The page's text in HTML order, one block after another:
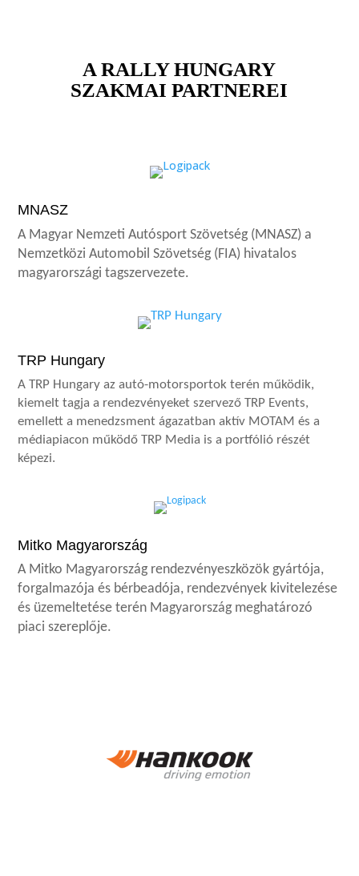
A RALLY HUNGARY
SZAKMAI PARTNEREI
MNASZ
A Magyar Nemzeti Autósport Szövetség (MNASZ) a
Nemzetközi Automobil Szövetség (FIA) hivatalos
magyarországi tagszervezete.
TRP Hungary
A TRP Hungary az autó-motorsportok terén működik,
kiemelt tagja a rendezvényeket szervező TRP Events,
emellett a menedzsment ágazatban aktív MOTAM és a
médiapiacon működő TRP Media is a portfólió részét
képezi.
Mitko Magyarország
A Mitko Magyarország rendezvényeszközök gyártója,
forgalmazója és bérbeadója, rendezvények kivitelezése
és üzemeltetése terén Magyarország meghatározó
piaci szereplője.